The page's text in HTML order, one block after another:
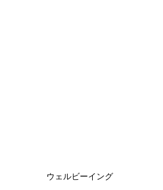
ウェルビーイング